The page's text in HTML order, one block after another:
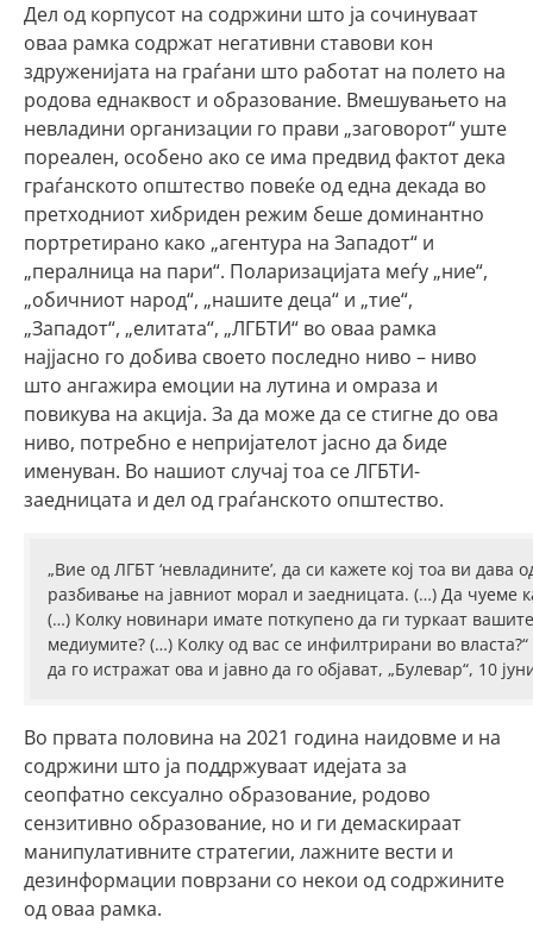
Дел од корпусот на содржини што ја сочинуваат
оваа рамка содржат негативни ставови кон
здруженијата на граѓани што работат на полето на
родова еднаквост и образование. Вмешувањето на
невладини организации го прави „заговорот“ уште
пореален, особено ако се има предвид фактот дека
граѓанското општество повеќе од една декада во
претходниот хибриден режим беше доминантно
портретирано како „агентура на Западот“ и
„пералница на пари“. Поларизацијата меѓу „ние“,
„обичниот народ“, „нашите деца“ и „тие“,
„Западот“, „елитата“, „ЛГБТИ“ во оваа рамка
најјасно го добива своето последно ниво – ниво
што ангажира емоции на лутина и омраза и
повикува на акција. За да може да се стигне до ова
ниво, потребно е непријателот јасно да биде
именуван. Во нашиот случај тоа се ЛГБТИ-
заедницата и дел од граѓанското општество.
„Вие од ЛГБТ ‘невладините’, да си кажете кој тоа ви
разбивање на јавниот морал и заедницата. (…) Да чуеме
(…) Колку новинари имате поткупено да ги туркаат
медиумите? (…) Колку од вас се инфилтрирани во
да го истражат ова и јавно да го објават, „Булевар“, 10
Во првата половина на 2021 година наидовме и на
содржини што ја поддржуваат идејата за
сеопфатно сексуално образование, родово
сензитивно образование, но и ги демаскираат
манипулативните стратегии, лажните вести и
дезинформации поврзани со некои од содржините
од оваа рамка.